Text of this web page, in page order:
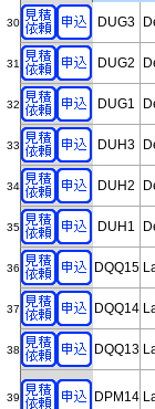
30 DUG3
31 DUG2
32 DUG1
33 DUH3
34 DUH2
35 DUH1
36 DQQ15
37 DQQ14
38 DQQ13
39 DPM14